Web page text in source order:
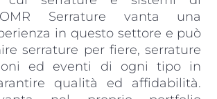
in questo settore e può
serrature per fiere, serrature
ed eventi di ogni tipo in
qualità ed affidabilità.